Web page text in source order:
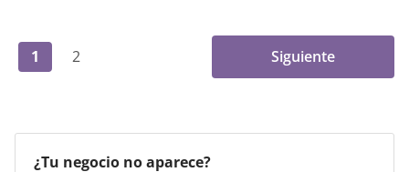
1 2 Siguiente
¿Tu negocio no aparece?